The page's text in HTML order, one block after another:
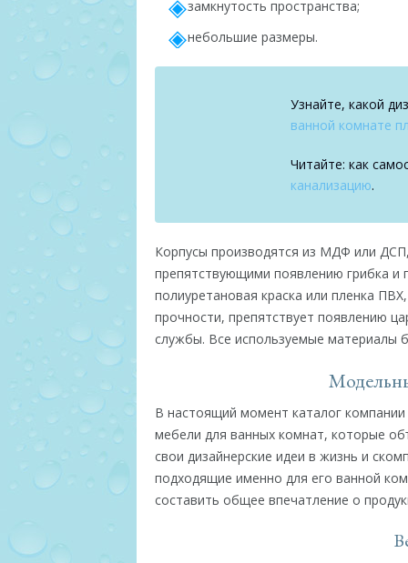
замкнутость пространства;
небольшие размеры.
Узнайте, какой
ванной комнате
Читайте: как
канализацию.
Корпусы производятся из МДФ или
препятствующими появлению грибка и
полиуретановая краска или пленка
прочности, препятствует появлению
службы. Все используемые материалы
В настоящий момент каталог
мебели для ванных комнат, которые
свои дизайнерские идеи в жизнь и
подходящие именно для его ванной
составить общее впечатление о